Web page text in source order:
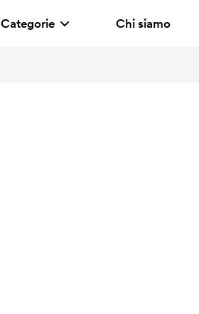
Categorie Chi siamo